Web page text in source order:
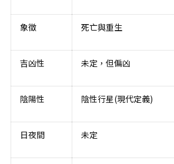
象徵 死亡與重生
吉凶性 未定，但偏凶
陰陽性 陰性行星(現代定義)
日夜間 未定